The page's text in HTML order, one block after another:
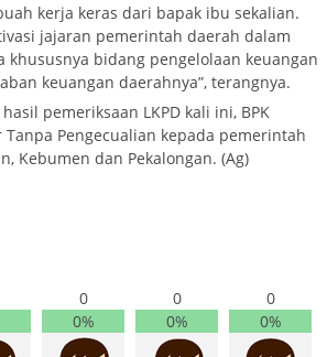
kerja keras dari bapak ibu sekalian.
jajaran pemerintah daerah dalam
khususnya bidang pengelolaan keuangan
keuangan daerahnya”, terangnya.
pemeriksaan LKPD kali ini, BPK
Pengecualian kepada pemerintah
Kebumen dan Pekalongan. (Ag)
0
0%
0
0%
0
0%